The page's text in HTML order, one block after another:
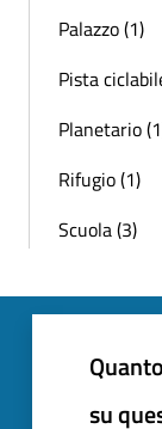
Palazzo (1)
Pista
Planetario
Rifugio (1)
Scuola (3)
su